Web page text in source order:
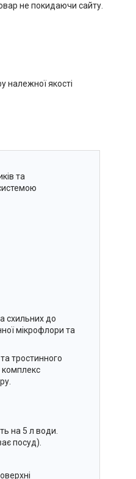
не покидаючи сайту.
належної якості
та
схильних до
мікрофлори та
тростинного
комплекс
на 5 л води.
посуд).